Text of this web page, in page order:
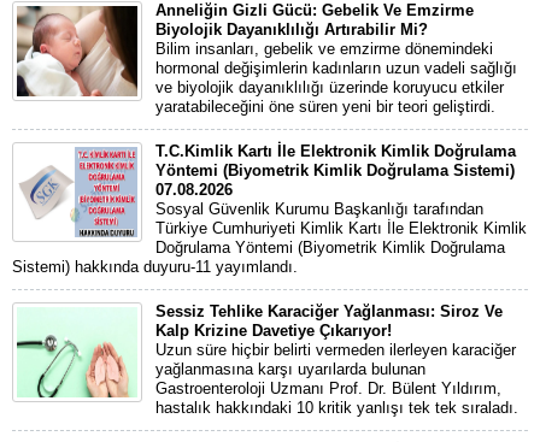
Anneliğin Gizli Gücü: Gebelik Ve Emzirme
Biyolojik Dayanıklılığı Artırabilir Mi?
Bilim insanları, gebelik ve emzirme dönemindeki
hormonal değişimlerin kadınların uzun vadeli sağlığı
ve biyolojik dayanıklılığı üzerinde koruyucu etkiler
yaratabileceğini öne süren yeni bir teori geliştirdi.
T.C.Kimlik Kartı İle Elektronik Kimlik Doğrulama
Yöntemi (Biyometrik Kimlik Doğrulama Sistemi)
07.08.2026
Sosyal Güvenlik Kurumu Başkanlığı tarafından
Türkiye Cumhuriyeti Kimlik Kartı İle Elektronik Kimlik
Doğrulama Yöntemi (Biyometrik Kimlik Doğrulama
Sistemi) hakkında duyuru-11 yayımlandı.
Sessiz Tehlike Karaciğer Yağlanması: Siroz Ve
Kalp Krizine Davetiye Çıkarıyor!
Uzun süre hiçbir belirti vermeden ilerleyen karaciğer
yağlanmasına karşı uyarılarda bulunan
Gastroenteroloji Uzmanı Prof. Dr. Bülent Yıldırım,
hastalık hakkındaki 10 kritik yanlışı tek tek sıraladı.